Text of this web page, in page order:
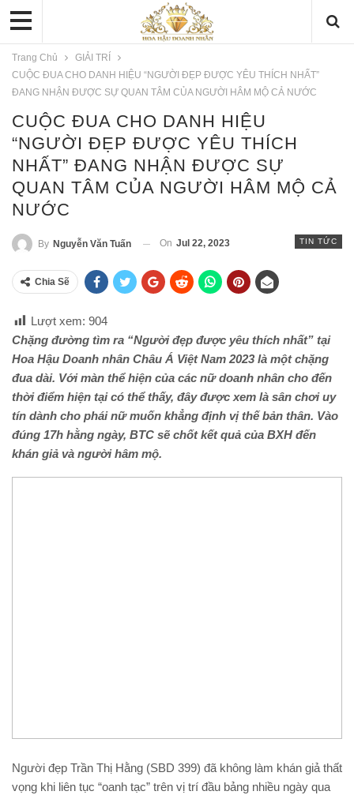
Trang Chủ
GIẢI TRÍ
CUỘC ĐUA CHO DANH HIỆU “NGƯỜI ĐẸP ĐƯỢC YÊU THÍCH NHẤT”
ĐANG NHẬN ĐƯỢC SỰ QUAN TÂM CỦA NGƯỜI HÂM MỘ CẢ NƯỚC
CUỘC ĐUA CHO DANH HIỆU
“NGƯỜI ĐẸP ĐƯỢC YÊU THÍCH
NHẤT” ĐANG NHẬN ĐƯỢC SỰ
QUAN TÂM CỦA NGƯỜI HÂM MỘ CẢ
NƯỚC
TIN TỨC
By Nguyễn Văn Tuấn On Jul 22, 2023
Chia Sẽ
Lượt xem: 904
Chặng đường tìm ra “Người đẹp được yêu thích nhất” tại
Hoa Hậu Doanh nhân Châu Á Việt Nam 2023 là một chặng
đua dài. Với màn thể hiện của các nữ doanh nhân cho đến
thời điểm hiện tại có thể thấy, đây được xem là sân chơi uy
tín dành cho phái nữ muốn khẳng định vị thế bản thân. Vào
đúng 17h hằng ngày, BTC sẽ chốt kết quả của BXH đến
khán giả và người hâm mộ.
Người đẹp Trần Thị Hằng (SBD 399) đã không làm khán giả thất
vọng khi liên tục “oanh tạc” trên vị trí đầu bảng nhiều ngày qua